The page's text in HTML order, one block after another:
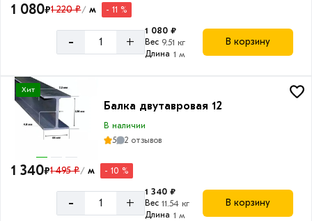
1 080₽1 220 ₽/ м - 11 %
- +
1 080 ₽
Вес 9.51 кг
Длина 1 м
В корзину
Хит
Балка двутавровая 12
В наличии
5
2 отзывов
1 340₽1 495 ₽/ м - 10 %
- +
1 340 ₽
Вес 11.54 кг
Длина 1 м
В корзину